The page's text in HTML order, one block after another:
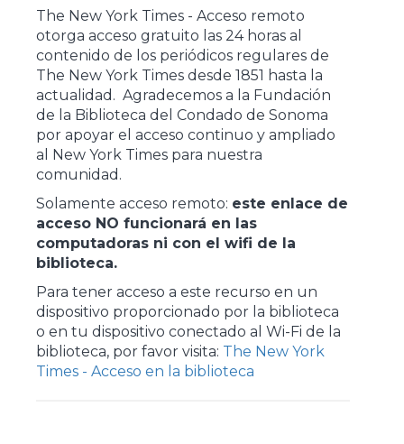
The New York Times - Acceso remoto
otorga acceso gratuito las 24 horas al
contenido de los periódicos regulares de
The New York Times desde 1851 hasta la
actualidad. Agradecemos a la Fundación
de la Biblioteca del Condado de Sonoma
por apoyar el acceso continuo y ampliado
al New York Times para nuestra
comunidad.
Solamente acceso remoto: este enlace de
acceso NO funcionará en las
computadoras ni con el wifi de la
biblioteca.
Para tener acceso a este recurso en un
dispositivo proporcionado por la biblioteca
o en tu dispositivo conectado al Wi-Fi de la
biblioteca, por favor visita: The New York
Times - Acceso en la biblioteca